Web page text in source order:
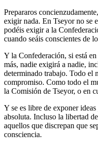
Prepararos
exigir nada. En Tseyor no se
podéis exigir a la
cuando seáis conscientes de
Y la Confederación, si está
más, nadie exigirá a nadie,
determinado trabajo. Todo el
compromiso. Como todo el
la Comisión de Tseyor, o en
Y se es libre de exponer
absoluta. Incluso la libertad
aquellos que discrepan que
consciencia.